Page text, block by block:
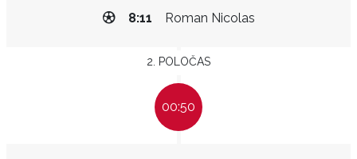
Roman Nicolas
8:11
2. POLOČAS
00:50